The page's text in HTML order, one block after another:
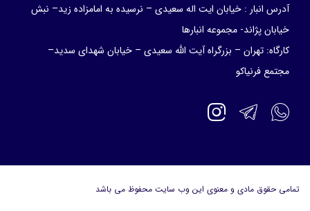
آدرس انبار : خیابان ایت اله سعیدی – نرسیده به امامزاده زید– نبش
خیابان پژاند- مجموعه انبارها
کارگاه: تهران – بزرگراه آیت الله سعیدی – خیابان شهدای سدید–
مجتمع فرنیاکو
تمامی حقوق مادی و معنوی این وب سایت محفوظ می باشد